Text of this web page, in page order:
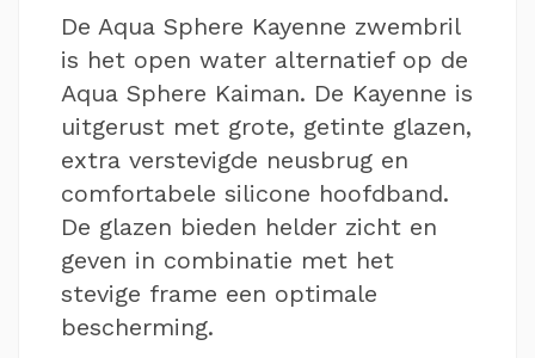
De Aqua Sphere Kayenne zwembril
is het open water alternatief op de
Aqua Sphere Kaiman. De Kayenne is
uitgerust met grote, getinte glazen,
extra verstevigde neusbrug en
comfortabele silicone hoofdband.
De glazen bieden helder zicht en
geven in combinatie met het
stevige frame een optimale
bescherming.